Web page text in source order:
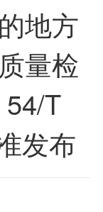
地方
量检
T
发布